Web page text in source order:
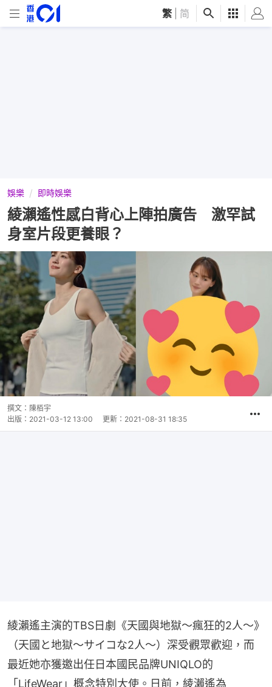
繁 简
娛樂 即時娛樂
綾瀨遙性感白背心上陣拍廣告 激罕試
身室片段更養眼？
撰文： 陳栢宇
出版： 2021-03-12 13:00 更新： 2021-08-31 18:35
綾瀨遙主演的TBS日劇《天國與地獄～瘋狂的2人～》
（天國と地獄〜サイコな2人〜）深受觀眾歡迎，而
最近她亦獲邀出任日本國民品牌UNIQLO的
「LifeWear」概念特別大使。日前，綾瀨遙為